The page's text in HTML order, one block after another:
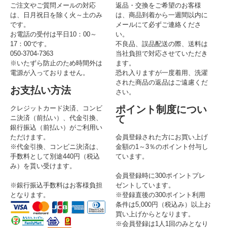
ご注文やご質問メールの対応
は、日月祝日を除く火～土のみ
です。
お電話の受付は平日10：00～
17：00です。
050-3704-7363
※いたずら防止のため時間外は
電源が入っておりません。
お支払い方法
クレジットカード決済、コンビ
ニ決済（前払い）、代金引換、
銀行振込（前払い）がご利用い
ただけます。
※代金引換、コンビニ決済は、
手数料として別途440円（税込
み）を貰い受けます。
※銀行振込手数料はお客様負担
となります。
返品・交換をご希望のお客様
は、商品到着から一週間以内に
メールにて必ずご連絡くださ
い。
不良品、誤品配送の際、送料は
当社負担で対応させていただき
ます。
恐れ入りますが一度着用、洗濯
された商品の返品はご遠慮くだ
さい。
ポイント制度につい
て
会員登録された方にお買い上げ
金額の1～3％のポイント付与し
ています。
会員登録時に300ポイントプレ
ゼントしています。
※登録直後の300ポイント利用
条件は5,000円（税込み）以上お
買い上げからとなります。
※会員登録は1人1回のみとなり